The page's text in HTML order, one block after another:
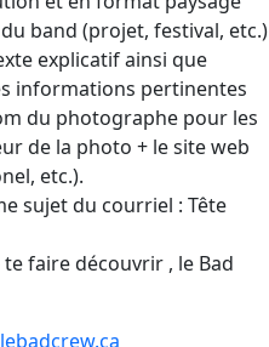
band (projet, festival, etc.)
explicatif ainsi que
informations pertinentes
du photographe pour les
de la photo + le site web
etc.).
sujet du courriel : Tête
faire découvrir , le Bad